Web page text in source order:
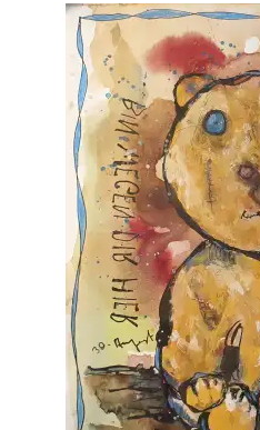
Vita
News
Kontakt